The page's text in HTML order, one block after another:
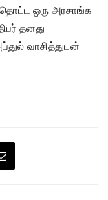
தொட்ட ஒரு அரசாங்க
தனது
வாசித்துடன்